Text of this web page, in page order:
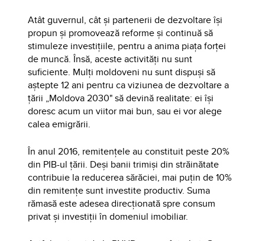
Atât guvernul, cât și partenerii de dezvoltare își
propun și promovează reforme și continuă să
stimuleze investițiile, pentru a anima piața forței
de muncă. Însă, aceste activități nu sunt
suficiente. Mulți moldoveni nu sunt dispuși să
aștepte 12 ani pentru ca viziunea de dezvoltare a
țării „Moldova 2030" să devină realitate: ei își
doresc acum un viitor mai bun, sau ei vor alege
calea emigrării.
În anul 2016, remitențele au constituit peste 20%
din PIB-ul țării. Deși banii trimiși din străinătate
contribuie la reducerea sărăciei, mai puțin de 10%
din remitențe sunt investite productiv. Suma
rămasă este adesea direcționată spre consum
privat și investiții în domeniul imobiliar.